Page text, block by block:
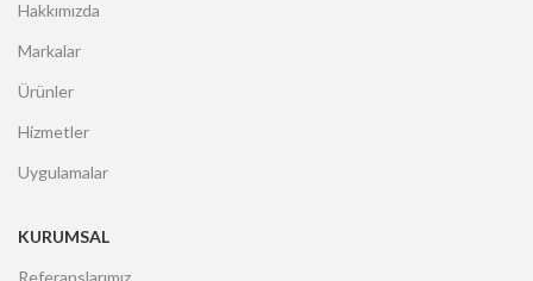
Hakkımızda
Markalar
Ürünler
Hizmetler
Uygulamalar
KURUMSAL
Referanslarımız